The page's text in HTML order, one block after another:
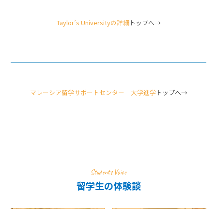
Taylor’s Universityの詳細トップへ→
マレーシア留学サポートセンター 大学進学トップへ→
Students Voice
留学生の体験談